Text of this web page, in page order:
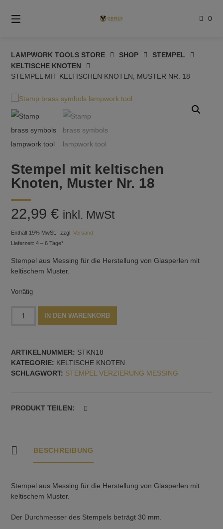
zum
Inhalt
0
LAMPWORK TOOLS STORE SHOP
STEMPEL
KELTISCHE KNOTEN
STEMPEL MIT KELTISCHEN KNOTEN, MUSTER NR. 18
Stempel mit keltischen
Knoten, Muster Nr. 18
22,99€ inkl. MwSt
Enthält 19% MwSt. zzgl.Versand
Lieferzeit: 4 – 6 Tage*
Stempel aus Messing für die Herstellung von Glasperlen mit
keltischem Muster.
Vorrätig
Muster
Nr.
18
IN DEN WARENKORB
ARTIKELNUMMER: STKN18
KATEGORIE: KELTISCHE KNOTEN
SCHLAGWORT: STEMPEL VERZIERUNG MESSING
PRODUKT TEILEN:
BESCHREIBUNG
Stempel aus Messing für die Herstellung von Glasperlen mit
keltischem Muster.
Der Durchmesser des Stempels beträgt 30 mm.